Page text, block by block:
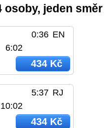
osoby, jeden směr
0:36 EN
6:02
434 Kč
5:37 RJ
10:02
434 Kč